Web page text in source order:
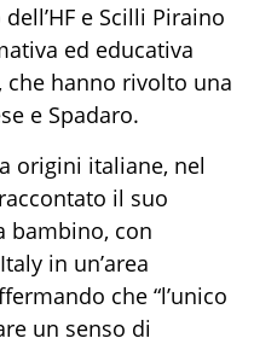
e Scilli Piraino
ed educativa
che hanno rivolto una
e Spadaro.
origini italiane, nel
il suo
bambino, con
in un’area
che “l’unico
un senso di